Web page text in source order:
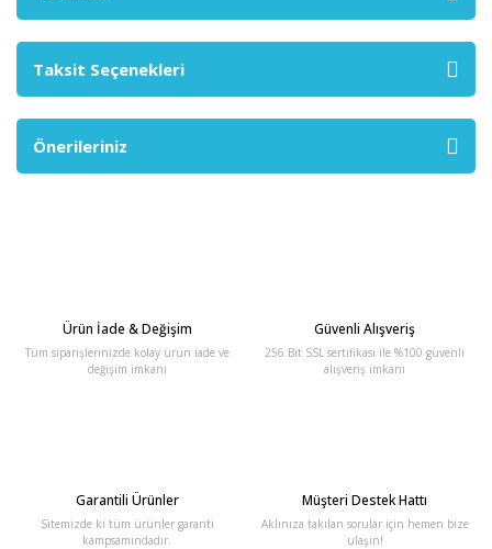
Taksit Seçenekleri
Önerileriniz
Ürün İade & Değişim
Tüm siparişlerinizde kolay ürün iade ve
değişim imkanı
Güvenli Alışveriş
256 Bit SSL sertifikası ile %100 güvenli
alışveriş imkanı
Garantili Ürünler
Sitemizde ki tüm ürünler garanti
kampsamındadır.
Müşteri Destek Hattı
Aklınıza takılan sorular için hemen bize
ulaşın!